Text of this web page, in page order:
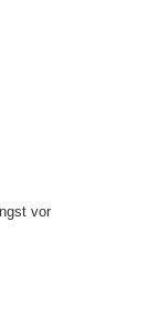
vor